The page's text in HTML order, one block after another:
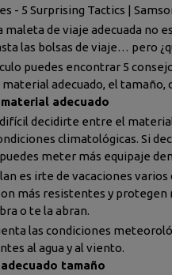
- 5 Surprising Tactics |
maleta de viaje adecuada no
las bolsas de viaje… pero
puedes encontrar 5
adecuado, el
adecuado
decidirte entre el
climatológicas. Si
meter más equipaje
es irte de vacaciones
más resistentes y
o te la abran.
las condiciones
al agua y al viento.
tamaño